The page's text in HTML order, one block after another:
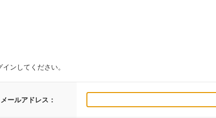
ンしてください。
メールアドレス：